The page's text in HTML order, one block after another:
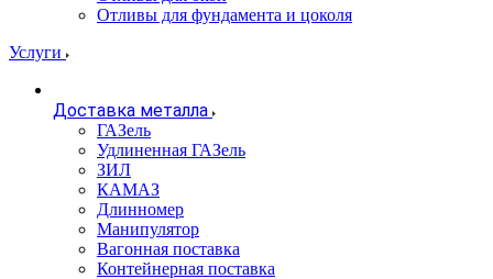
Отливы для фундамента и цоколя
Услуги
Доставка металла
ГАЗель
Удлиненная ГАЗель
ЗИЛ
КАМАЗ
Длинномер
Манипулятор
Вагонная поставка
Контейнерная поставка